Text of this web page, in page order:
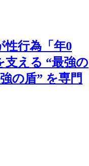
性行為「年0
える “最強の
の盾” を専門